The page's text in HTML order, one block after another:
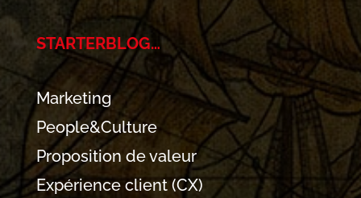
STARTERBLOG…
Marketing
People&Culture
Proposition de valeur
Expérience client (CX)